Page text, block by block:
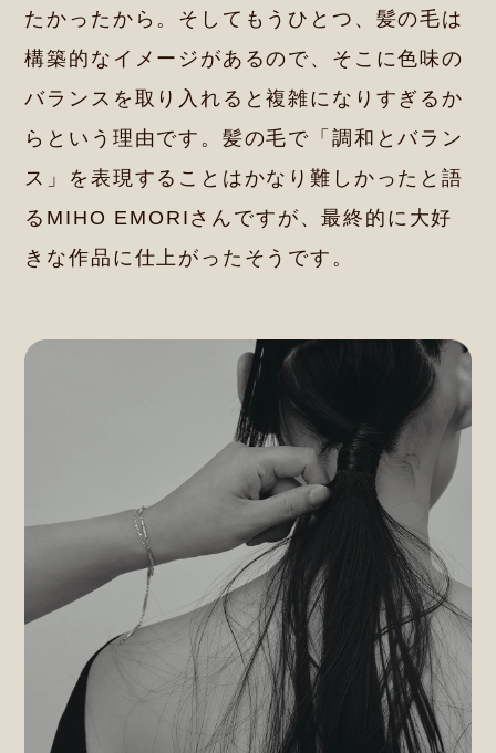
たかったから。そしてもうひとつ、髪の毛は
構築的なイメージがあるので、そこに色味の
バランスを取り入れると複雑になりすぎるか
らという理由です。髪の毛で「調和とバラン
ス」を表現することはかなり難しかったと語
るMIHO EMORIさんですが、最終的に大好
きな作品に仕上がったそうです。